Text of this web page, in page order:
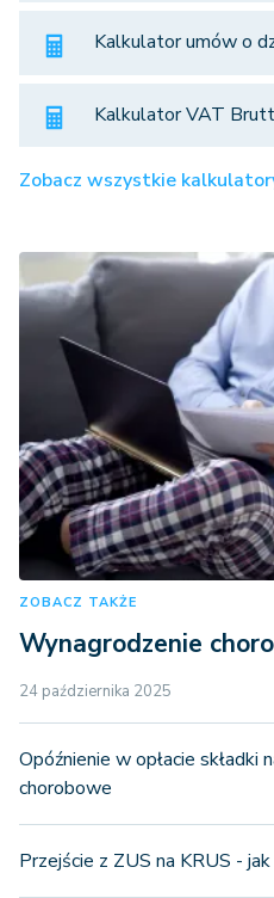
Kalkulator umów o
Kalkulator VAT
Zobacz wszystkie
ZOBACZ TAKŻE
Wynagrodzenie
24 października 2025
Opóźnienie w opłacie
chorobowe
Przejście z ZUS na KRUS -